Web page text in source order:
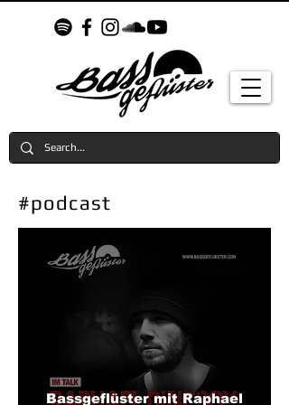
#podcast
Bassgeflüster mit Raphael